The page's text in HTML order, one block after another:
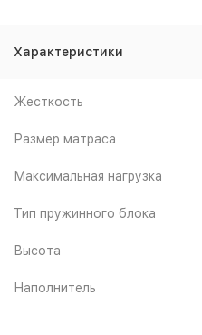
Характеристики
Жесткость
Размер матраса
Максимальная нагрузка
Тип пружинного блока
Высота
Наполнитель